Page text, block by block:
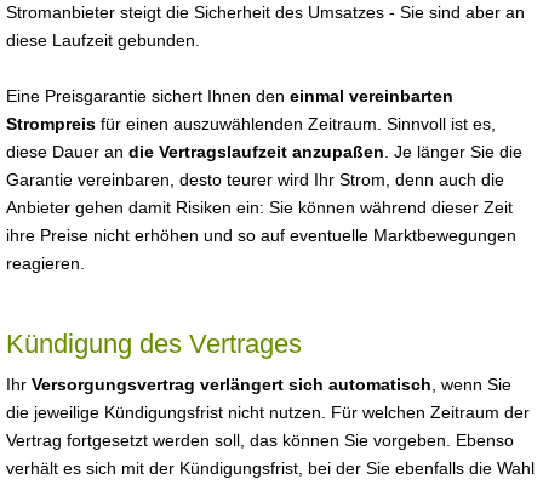
Stromanbieter steigt die Sicherheit des Umsatzes - Sie sind aber an
diese Laufzeit gebunden.
Eine Preisgarantie sichert Ihnen den einmal vereinbarten
Strompreis für einen auszuwählenden Zeitraum. Sinnvoll ist es,
diese Dauer an die Vertragslaufzeit anzupaßen . Je länger Sie die
Garantie vereinbaren, desto teurer wird Ihr Strom, denn auch die
Anbieter gehen damit Risiken ein: Sie können während dieser Zeit
ihre Preise nicht erhöhen und so auf eventuelle Marktbewegungen
reagieren.
Kündigung des Vertrages
Ihr Versorgungsvertrag verlängert sich automatisch , wenn Sie
die jeweilige Kündigungsfrist nicht nutzen. Für welchen Zeitraum der
Vertrag fortgesetzt werden soll, das können Sie vorgeben. Ebenso
verhält es sich mit der Kündigungsfrist, bei der Sie ebenfalls die Wahl